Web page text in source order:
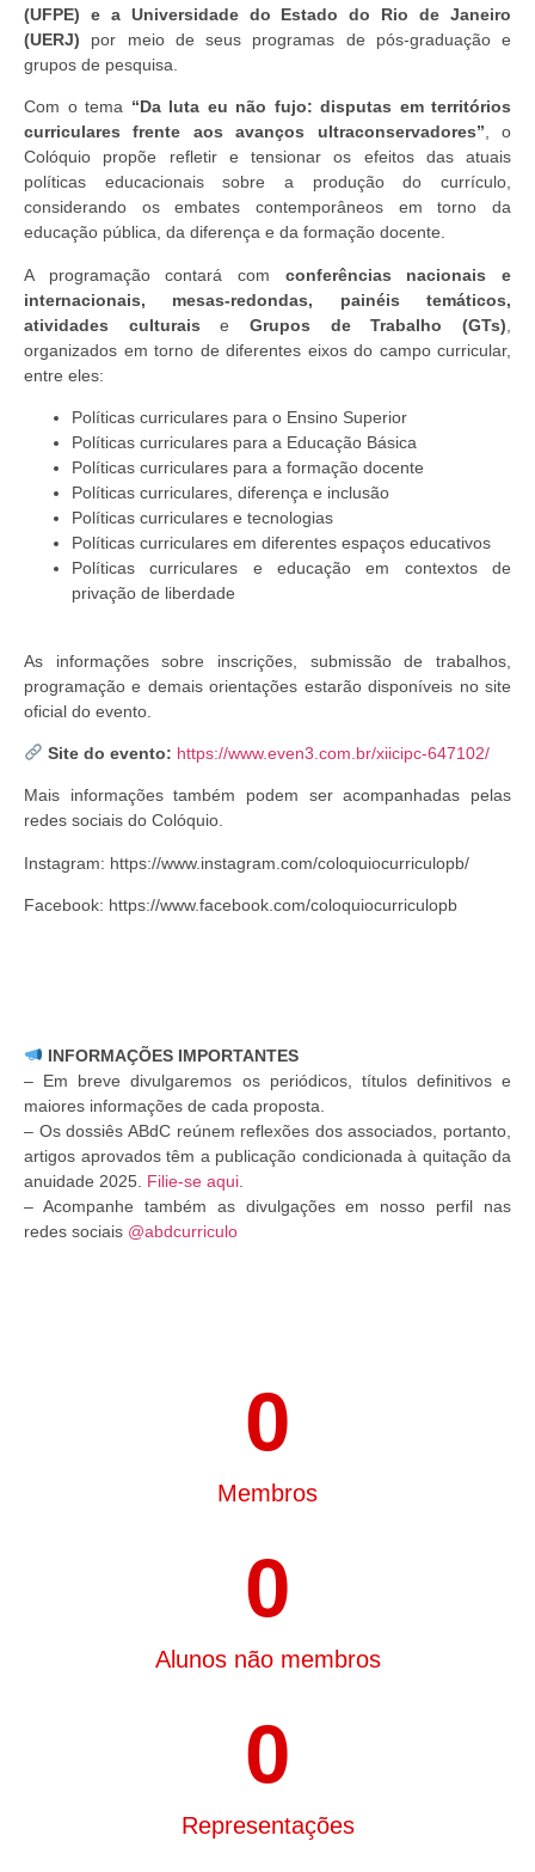
(UFPE) e a Universidade do Estado do Rio de Janeiro
(UERJ) por meio de seus programas de pós-graduação e
grupos de pesquisa.
Com o tema “Da luta eu não fujo: disputas em territórios
curriculares frente aos avanços ultraconservadores”, o
Colóquio propõe refletir e tensionar os efeitos das atuais
políticas educacionais sobre a produção do currículo,
considerando os embates contemporâneos em torno da
educação pública, da diferença e da formação docente.
A programação contará com conferências nacionais e
internacionais, mesas-redondas, painéis temáticos,
atividades culturais eGrupos de Trabalho (GTs)
organizados em torno de diferentes eixos do campo curricular,
entre eles:
Políticas curriculares para o Ensino Superior
Políticas curriculares para a Educação Básica
Políticas curriculares para a formação docente
Políticas curriculares, diferença e inclusão
Políticas curriculares e tecnologias
Políticas curriculares em diferentes espaços educativos
Políticas curriculares e educação em contextos de
privação de liberdade
As informações sobre inscrições, submissão de trabalhos,
programação e demais orientações estarão disponíveis no site
oficial do evento.
Site do evento: https://www.even3.com.br/xiicipc-647102/
Mais informações também podem ser acompanhadas pelas
redes sociais do Colóquio.
Instagram: https://www.instagram.com/coloquiocurriculopb/
Facebook: https://www.facebook.com/coloquiocurriculopb
INFORMAÇÕES IMPORTANTES
– Em breve divulgaremos os periódicos, títulos definitivos e
maiores informações de cada proposta.
– Os dossiês ABdC reúnem reflexões dos associados, portanto,
artigos aprovados têm a publicação condicionada à quitação da
anuidade 2025. Filie-se aqui
– Acompanhe também as divulgações em nosso perfil nas
redes sociais @abdcurriculo
Membros
0
Alunos não membros
0
Representações
0